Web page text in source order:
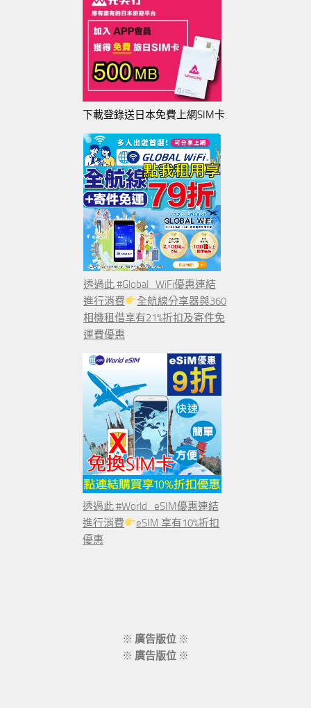
下載登錄送日本免費上網SIM卡
透過此 #Global_WiFi優惠連結
進行消費
全航線分享器與360
相機租借享有21%折扣及寄件免
運費優惠
透過此 #World_eSIM優惠連結
進行消費
eSIM 享有10%折扣
優惠
※ 廣告版位 ※
※ 廣告版位 ※